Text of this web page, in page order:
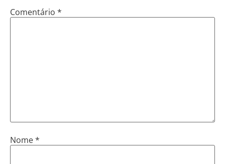
Comentário *
Nome*